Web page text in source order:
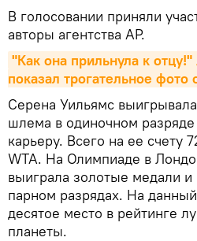
В голосовании приняли
авторы агентства AP.
"Как она прильнула к
показал трогательное фото
Серена Уильямс
шлема в одиночном
карьеру. Всего на ее счету
WTA. На Олимпиаде в
выиграла золотые медали
парном разрядах. На
десятое место в рейтинге
планеты.